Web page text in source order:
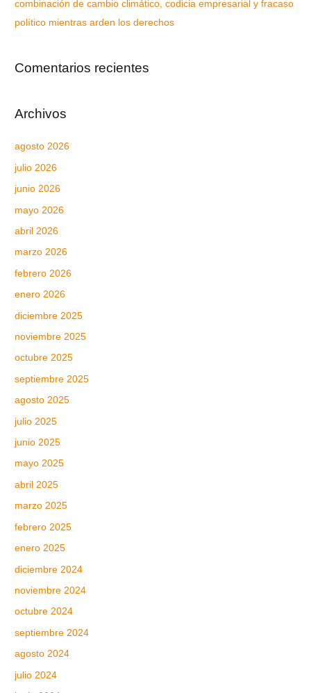
combinación de cambio climático, codicia empresarial y fracaso
político mientras arden los derechos
Comentarios recientes
Archivos
agosto 2026
julio 2026
junio 2026
mayo 2026
abril 2026
marzo 2026
febrero 2026
enero 2026
diciembre 2025
noviembre 2025
octubre 2025
septiembre 2025
agosto 2025
julio 2025
junio 2025
mayo 2025
abril 2025
marzo 2025
febrero 2025
enero 2025
diciembre 2024
noviembre 2024
octubre 2024
septiembre 2024
agosto 2024
julio 2024